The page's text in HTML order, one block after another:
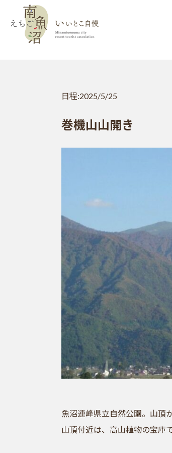
日程:2025/5/25
巻機山山開き
魚沼連峰県立自然公園。山頂
山頂付近は、高山植物の宝庫